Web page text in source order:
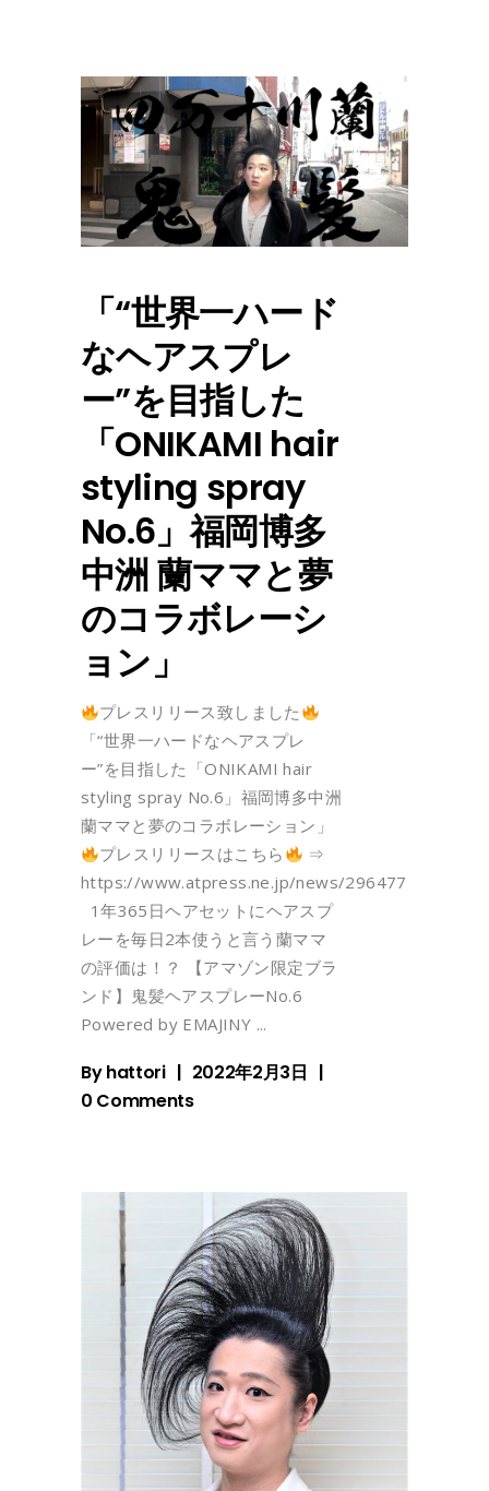
「“世界一ハード
なヘアスプレ
ー”を目指した
「ONIKAMI hair
styling spray
No.6」福岡博多
中洲 蘭ママと夢
のコラボレーシ
ョン」
プレスリリース致しました
「“世界一ハードなヘアスプレ
ー”を目指した「ONIKAMI hair
styling spray No.6」福岡博多中洲
蘭ママと夢のコラボレーション」
プレスリリースはこちら
⇒
https://www.atpress.ne.jp/news/296477
1年365日ヘアセットにヘアスプ
レーを毎日2本使うと言う蘭ママ
の評価は！？ 【アマゾン限定ブラ
ンド】鬼髪ヘアスプレーNo.6
Powered by EMAJINY
Byhattori
2022年2月3日
0 Comments